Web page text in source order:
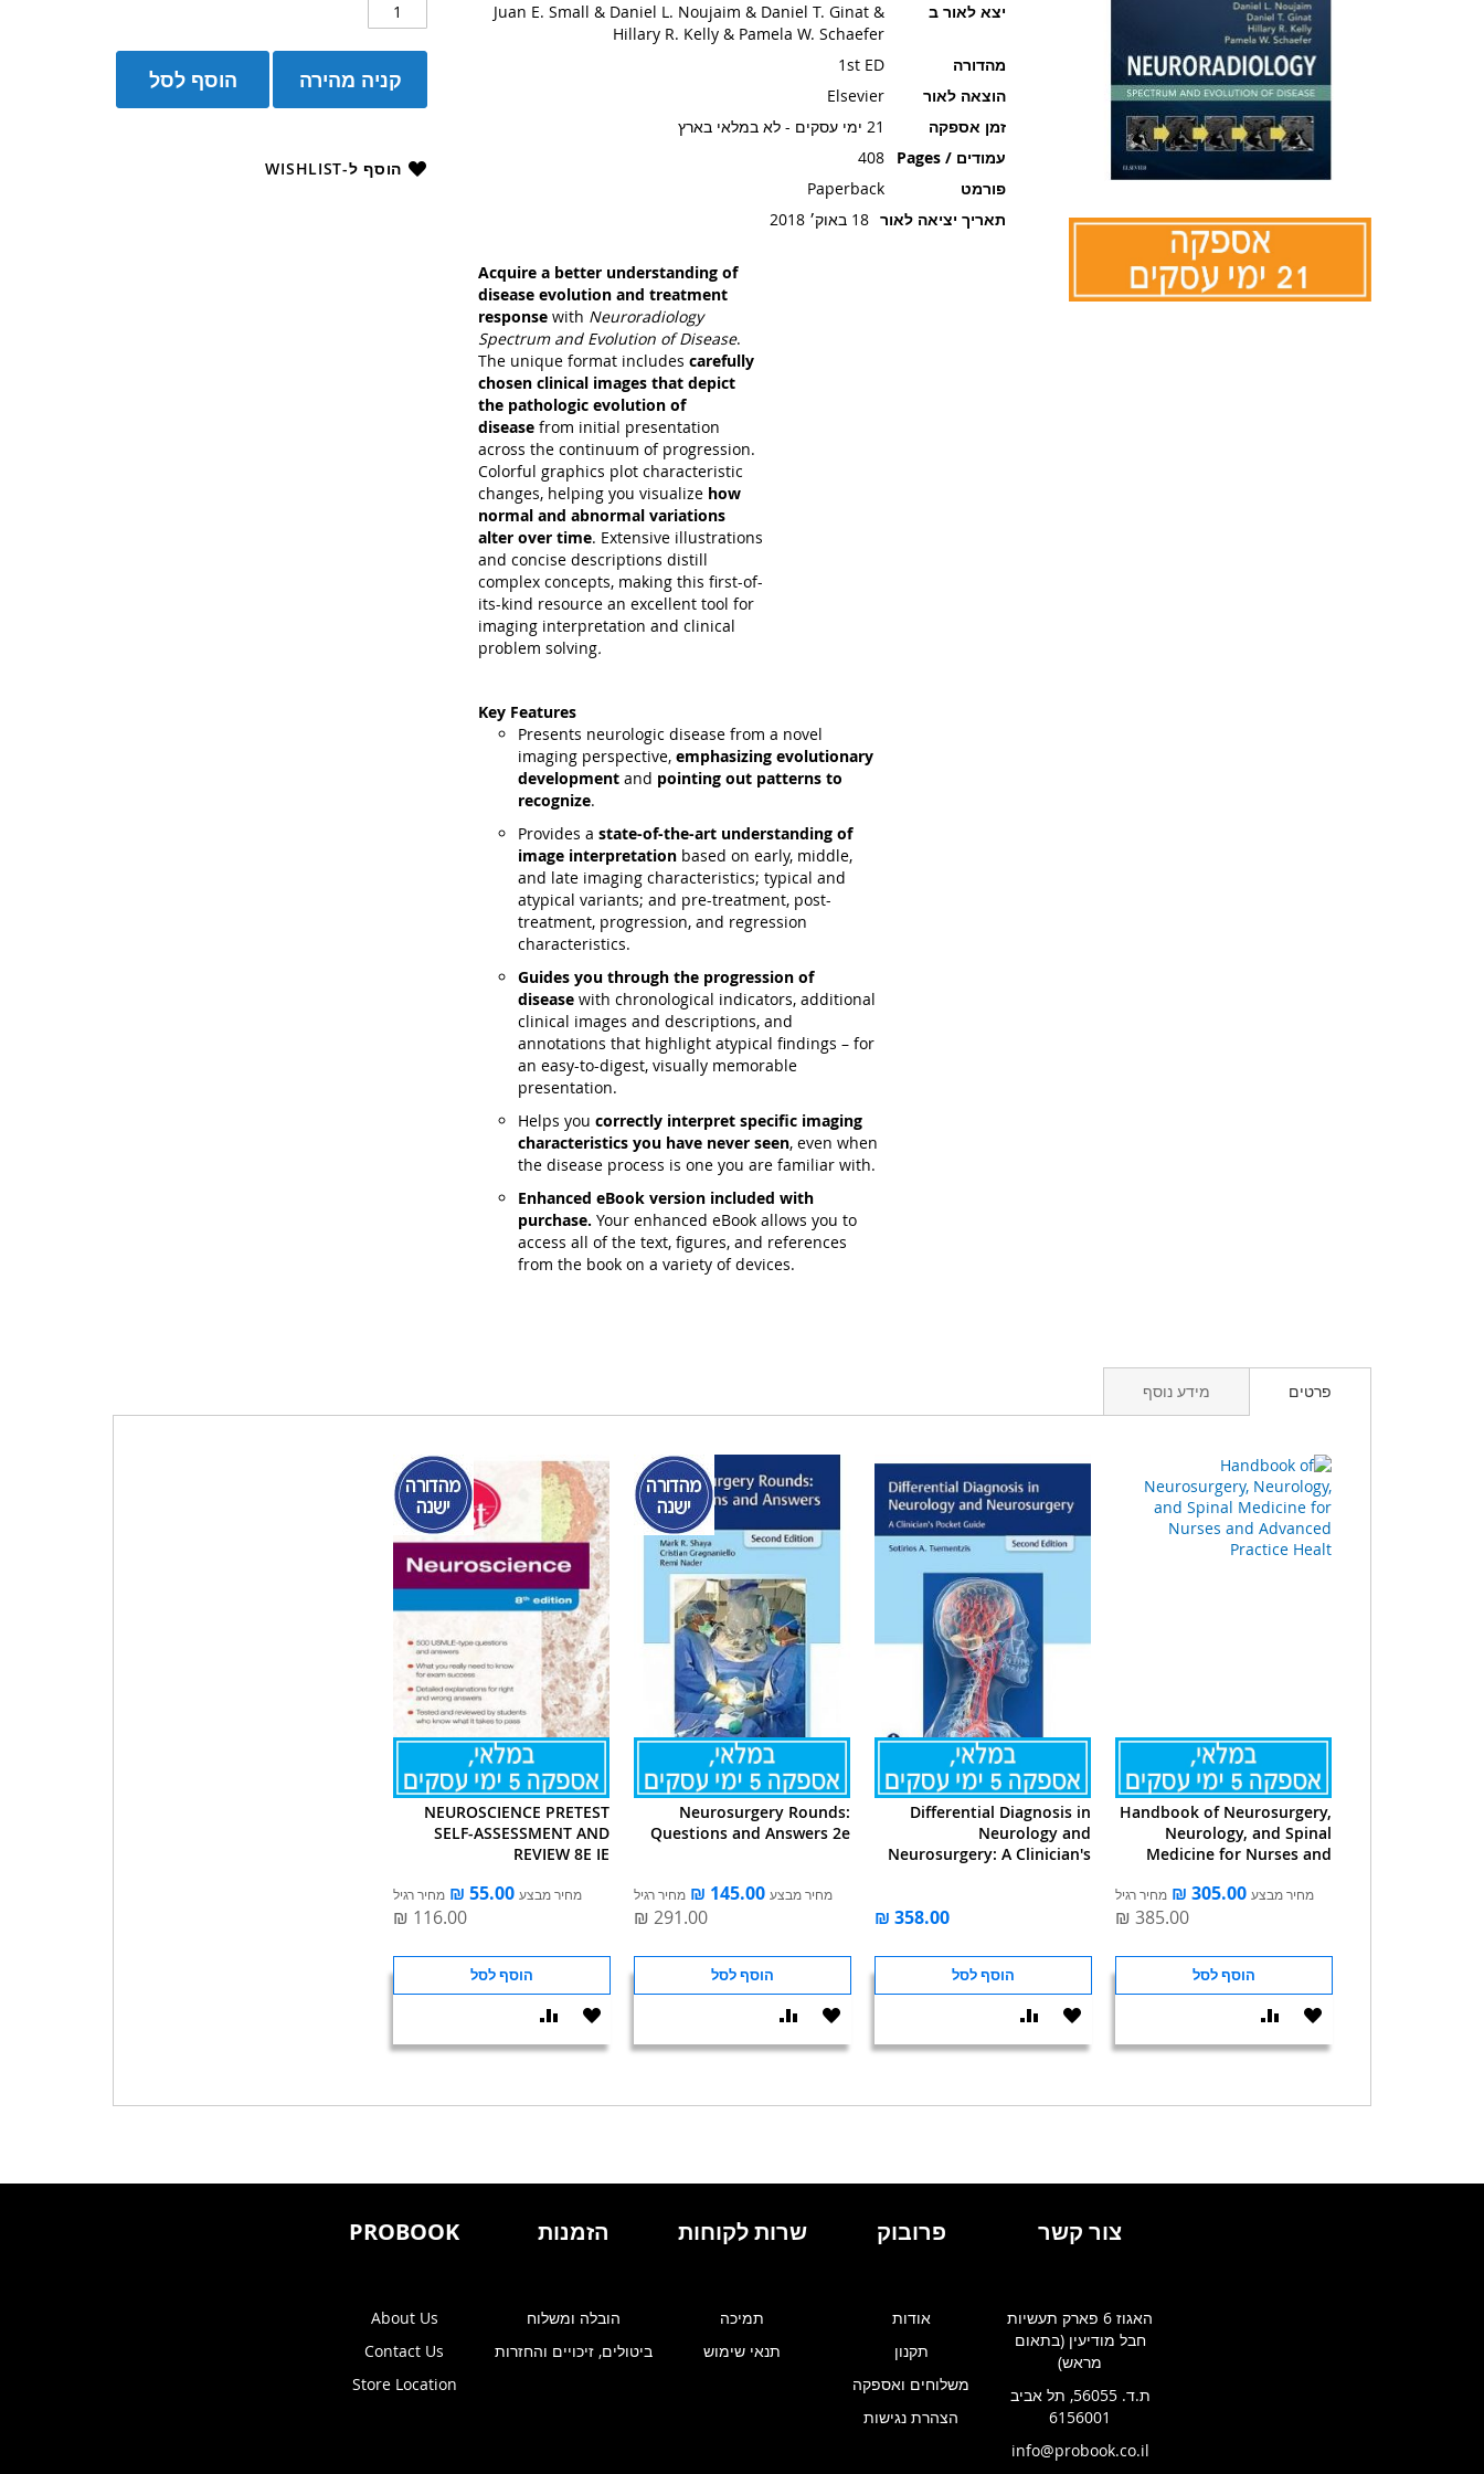
הוסף לסל קניה מהירה
הוסף ל-WISHLIST
יצא לאור ב
Juan E. Small & Daniel L. Noujaim & Daniel T. Ginat &
Hillary R. Kelly & Pamela W. Schaefer
מהדורה
1st ED
הוצאה לאור
Elsevier
זמן אספקה
21 ימי עסקים - לא במלאי בארץ
עמודים / Pages
408
פורמט
Paperback
תאריך יציאה לאור 18 באוק׳ 2018
Acquire a better understanding of
disease evolution and treatment
responsewith Neuroradiology
Spectrum and Evolution of Disease.
The unique format includes carefully
chosen clinical images that depict
the pathologic evolution of
disease from initial presentation
across the continuum of progression.
Colorful graphics plot characteristic
changes, helping you visualize how
normal and abnormal variations
alter over time. Extensive illustrations
and concise descriptions distill
complex concepts, making this first-of-
its-kind resource an excellent tool for
imaging interpretation and clinical
problem solving.
Key Features
Presents neurologic disease from a novel
imaging perspective, emphasizing evolutionary
development and pointing out patterns to
recognize.
Provides a state-of-the-art understanding of
image interpretationbased on early, middle,
and late imaging characteristics; typical and
atypical variants; and pre-treatment, post-
treatment, progression, and regression
characteristics.
Guides you through the progression of
diseasewith chronological indicators, additional
clinical images and descriptions, and
annotations that highlight atypical findings – for
an easy-to-digest, visually memorable
presentation.
Helps you correctly interpret specific imaging
characteristics you have never seen, even when
the disease process is one you are familiar with.
Enhanced eBook version included with
purchase. Your enhanced eBook allows you to
access all of the text, figures, and references
from the book on a variety of devices.
פרטים
Handbook of Neurosurgery,
Neurology, and Spinal
Medicine for Nurses and
מחיר מבצע ‏305.00 ‏₪ מחיר רגיל
‏385.00 ‏₪
הוסף לסל
הוסף
ל-
הוסף
להשוואה
Differential Diagnosis in
Neurology and
Neurosurgery: A Clinician's
‏358.00 ‏₪
הוסף לסל
הוסף
ל-
הוסף
להשוואה
Neurosurgery Rounds:
Questions and Answers 2e
מחיר מבצע ‏145.00 ‏₪ מחיר רגיל
‏291.00 ‏₪
הוסף לסל
הוסף
ל-
הוסף
להשוואה
NEUROSCIENCE PRETEST
SELF-ASSESSMENT AND
REVIEW 8E IE
מחיר מבצע ‏55.00 ‏₪ מחיר רגיל
‏116.00 ‏₪
הוסף לסל
הוסף
ל-
להשוואה
מידע נוסף
צור קשר
האגוז 6 פארק תעשיות
חבל מודיעין (בתאום
מראש)
ת.ד. 56055, תל אביב
6156001
info@probook.co.il
פרובוק
אודות
תקנון
משלוחים ואספקה
הצהרת נגישות
שרות לקוחות
תמיכה
תנאי שימוש
הזמנות
הובלה ומשלוח
ביטולים, זיכויים והחזרות
PROBOOK
About Us
Contact Us
Store Location